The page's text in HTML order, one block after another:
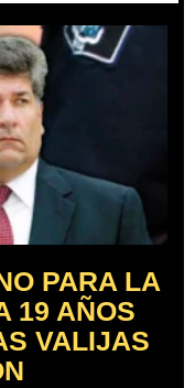
PARA LA
19 AÑOS
VALIJAS